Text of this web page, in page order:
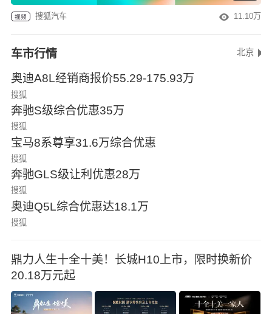
视频 搜狐汽车 11.10万
车市行情 北京
奥迪A8L经销商报价55.29-175.93万
搜狐
奔驰S级综合优惠35万
搜狐
宝马8系尊享31.6万综合优惠
搜狐
奔驰GLS级让利优惠28万
搜狐
奥迪Q5L综合优惠达18.1万
搜狐
鼎力人生十全十美！长城H10上市，限时换新价
20.18万元起